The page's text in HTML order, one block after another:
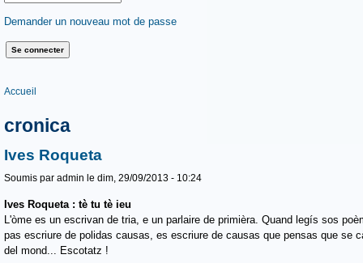
Demander un nouveau mot de passe
Vous êtes ici
Accueil
cronica
Ives Roqueta
Soumis par admin le dim, 29/09/2013 - 10:24
Ives Roqueta : tè tu tè ieu
L'òme es un escrivan de tria, e un parlaire de primièra. Quand legís sos
pas escriure de polidas causas, es escriure de causas que pensas que se
del mond... Escotatz !